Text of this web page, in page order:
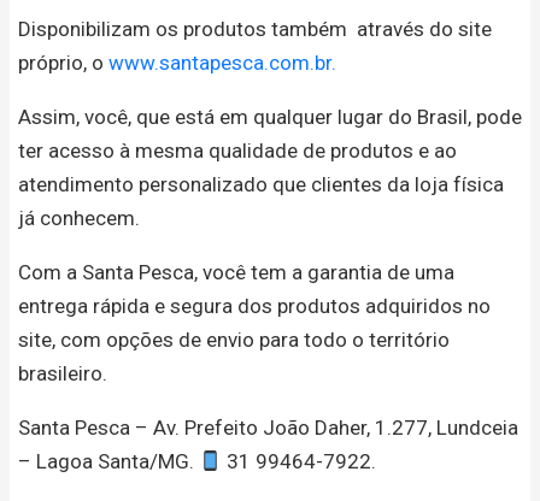
Disponibilizam os produtos também através do site
próprio, o www.santapesca.com.br.
Assim, você, que está em qualquer lugar do Brasil, pode
ter acesso à mesma qualidade de produtos e ao
atendimento personalizado que clientes da loja física
já conhecem.
Com a Santa Pesca, você tem a garantia de uma
entrega rápida e segura dos produtos adquiridos no
site, com opções de envio para todo o território
brasileiro.
Santa Pesca – Av. Prefeito João Daher, 1.277, Lundceia
– Lagoa Santa/MG.
31 99464-7922.